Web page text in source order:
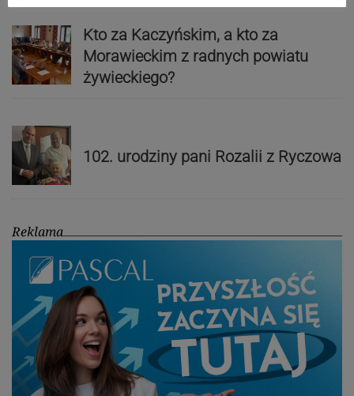
Kto za Kaczyńskim, a kto za
Morawieckim z radnych powiatu
żywieckiego?
102. urodziny pani Rozalii z Ryczowa
Reklama